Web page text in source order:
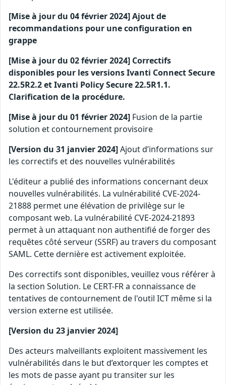
[Mise à jour du 04 février 2024] Ajout de
recommandations pour une configuration en
grappe
[Mise à jour du 02 février 2024] Correctifs
disponibles pour les versions Ivanti Connect Secure
22.5R2.2 et Ivanti Policy Secure 22.5R1.1.
Clarification de la procédure.
[Mise à jour du 01 février 2024] Fusion de la partie
solution et contournement provisoire
[Version du 31 janvier 2024]Ajout d’informations sur
les correctifs et des nouvelles vulnérabilités
L'éditeur a publié des informations concernant deux
nouvelles vulnérabilités. La vulnérabilité CVE-2024-
21888 permet une élévation de privilège sur le
composant web. La vulnérabilité CVE-2024-21893
permet à un attaquant non authentifié de forger des
requêtes côté serveur (SSRF) au travers du composant
SAML. Cette dernière est activement exploitée.
Des correctifs sont disponibles, veuillez vous référer à
la section Solution. Le CERT-FR a connaissance de
tentatives de contournement de l'outil ICT même si la
version externe est utilisée.
[Version du 23 janvier 2024]
Des acteurs malveillants exploitent massivement les
vulnérabilités dans le but d’extorquer les comptes et
les mots de passe ayant pu transiter sur les